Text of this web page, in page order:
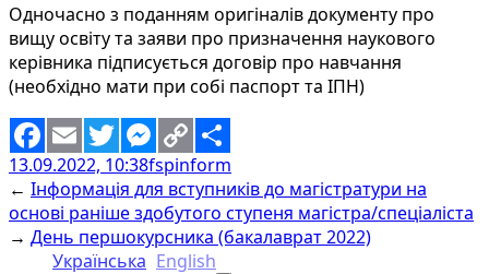
Одночасно з поданням оригіналів документу про
вищу освіту та заяви про призначення наукового
керівника підписується договір про навчання
(необхідно мати при собі паспорт та ІПН)
Facebook
EmailTwitterMessenger
Copy
Link
Share
13.09.2022, 10:38fspinform
← Інформація для вступників до магістратури на
основі раніше здобутого ступеня магістра/спеціаліста
→ День першокурсника (бакалаврат 2022)
Українська English